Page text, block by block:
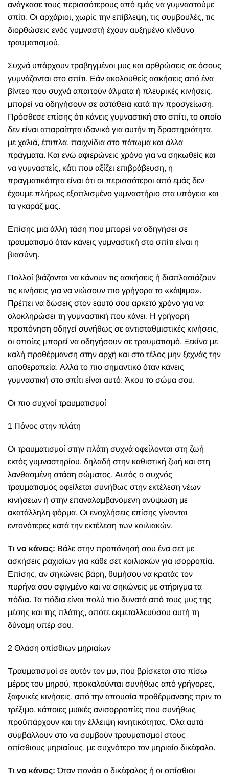
ανάγκασε τους περισσότερους από εμάς να γυμναστούμε
σπίτι. Οι αρχάριοι, χωρίς την επίβλεψη, τις συμβουλές, τις
διορθώσεις ενός γυμναστή έχουν αυξημένο κίνδυνο
τραυματισμού.
Συχνά υπάρχουν τραβηγμένοι μυς και αρθρώσεις σε όσους
γυμνάζονται στο σπίτι. Εάν ακολουθείς ασκήσεις από ένα
βίντεο που συχνά απαιτούν άλματα ή πλευρικές κινήσεις,
μπορεί να οδηγήσουν σε αστάθεια κατά την προσγείωση.
Πρόσθεσε επίσης ότι κάνεις γυμναστική στο σπίτι, το οποίο
δεν είναι απαραίτητα ιδανικό για αυτήν τη δραστηριότητα,
με χαλιά, έπιπλα, παιχνίδια στο πάτωμα και άλλα
πράγματα. Και ενώ αφιερώνεις χρόνο για να σηκωθείς και
να γυμναστείς, κάτι που αξίζει επιβράβευση, η
πραγματικότητα είναι ότι οι περισσότεροι από εμάς δεν
έχουμε πλήρως εξοπλισμένο γυμναστήριο στα υπόγεια και
τα γκαράζ μας.
Επίσης μια άλλη τάση που μπορεί να οδηγήσει σε
τραυματισμό όταν κάνεις γυμναστική στο σπίτι είναι η
βιασύνη.
Πολλοί βιάζονται να κάνουν τις ασκήσεις ή διαπλασιάζουν
τις κινήσεις για να νιώσουν πιο γρήγορα το «κάψιμο».
Πρέπει να δώσεις στον εαυτό σου αρκετό χρόνο για να
ολοκληρώσει τη γυμναστική που κάνει. Η γρήγορη
προπόνηση οδηγεί συνήθως σε αντισταθμιστικές κινήσεις,
οι οποίες μπορεί να οδηγήσουν σε τραυματισμό. Ξεκίνα με
καλή προθέρμανση στην αρχή και στο τέλος μην ξεχνάς την
αποθεραπεία. Αλλά το πιο σημαντικό όταν κάνεις
γυμναστική στο σπίτι είναι αυτό: Άκου το σώμα σου.
Οι πιο συχνοί τραυματισμοί
1 Πόνος στην πλάτη
Οι τραυματισμοί στην πλάτη συχνά οφείλονται στη ζωή
εκτός γυμναστηρίου, δηλαδή στην καθιστική ζωή και στη
λανθασμένη στάση σώματος. Αυτός ο συχνός
τραυματισμός οφείλεται συνήθως στην εκτέλεση νέων
κινήσεων ή στην επαναλαμβανόμενη ανύψωση με
ακατάλληλη φόρμα. Οι ενοχλήσεις επίσης γίνονται
εντονότερες κατά την εκτέλεση των κοιλιακών.
Τι να κάνεις: Βάλε στην προπόνησή σου ένα σετ με
ασκήσεις ραχιαίων για κάθε σετ κοιλιακών για ισορροπία.
Επίσης, αν σηκώνεις βάρη, θυμήσου να κρατάς τον
πυρήνα σου σφιγμένο και να σηκώνεις με στήριγμα τα
πόδια. Τα πόδια είναι πολύ πιο δυνατά από τους μυς της
μέσης και της πλάτης, οπότε εκμεταλλευύσου αυτή τη
δύναμη υπέρ σου.
2 Θλάση οπίσθιων μηριαίων
Τραυματισμοί σε αυτόν τον μυ, που βρίσκεται στο πίσω
μέρος του μηρού, προκαλούνται συνήθως από γρήγορες,
ξαφνικές κινήσεις, από την απουσία προθέρμανσης πριν το
τρέξιμο, κάποιες μυϊκές ανισορροπίες που συνήθως
προϋπάρχουν και την έλλειψη κινητικότητας. Όλα αυτά
συμβάλλουν στο να συμβούν τραυματισμοί στους
οπίσθιους μηριαίους, με συχνότερο τον μηριαίο δικέφαλο.
Τι να κάνεις: Όταν πονάει ο δικέφαλος ή οι οπίσθιοι